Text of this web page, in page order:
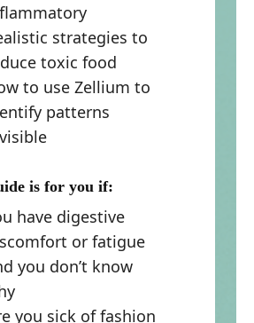
strategies to
toxic food
to use Zellium to
patterns
is for you if:
have digestive
or fatigue
you don’t know
you sick of fashion